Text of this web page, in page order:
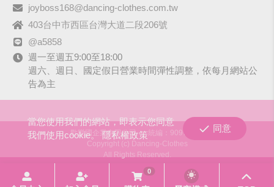
joyboss168@dancing-clothes.com.tw
403台中市西區台灣大道二段206號
@a5858
週一至週五9:00至18:00
週六、週日、國定假日營業時間彈性調整，依每月網站公
告為主
歡樂國企業有限公司
統編：90979680
Copyright (c) Dancing-Clothes
All Rights Reserved.
當您使用我們的網站，即表示您同意
我們使用cookie。隱私權政策
同意
0